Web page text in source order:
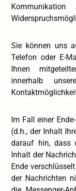
Sie können uns
Telefon oder E-
Ihnen
innerhalb
Im Fall einer
(d.h., der Inhalt
darauf hin, dass
Inhalt der
Ende
der Nachrichten